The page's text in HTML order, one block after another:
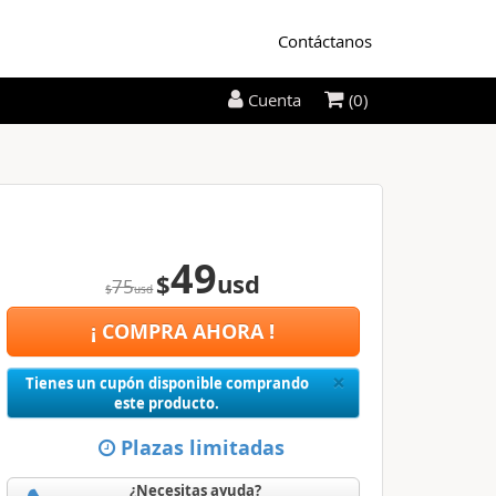
Contáctanos
$75usd $49usd
¡ COMPRA AHORA !
×Close
Tienes un cupón disponible comprando
este producto.
Plazas limitadas
¿Necesitas ayuda?
Cuenta (0)